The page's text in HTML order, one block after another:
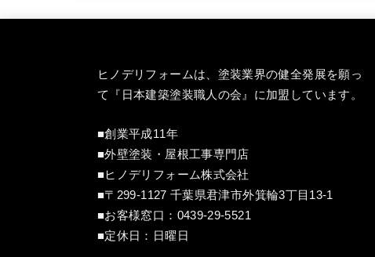
ヒノデリフォームは、塗装業界の健全発展を願っ
て『 日本建築塗装職人の会』に加盟しています。
■創業平成11年
■外壁塗装・屋根工事専門店
■ヒノデリフォーム株式会社
■〒299-1127 千葉県君津市外箕輪3丁目13-1
■お客様窓口： 0439-29-5521
■定休日：日曜日